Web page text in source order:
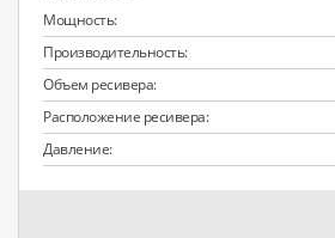
Мощность:
Производительность:
Объем ресивера:
Расположение ресивера:
Давление: